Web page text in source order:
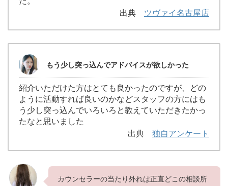
出典 ツヴァイ名古屋店
もう少し突っ込んでアドバイスが欲しかった
紹介いただけた方はとても良かったのですが、どの
ように活動すれば良いのかなどスタッフの方にはも
う少し突っ込んでいろいろと教えていただきたかっ
たなと思いました
出典 独自アンケート
カウンセラーの当たり外れは正直どこの相談所